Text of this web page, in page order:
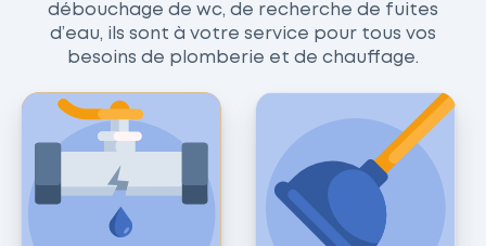
débouchage de wc, de recherche de fuites
d’eau, ils sont à votre service pour tous vos
besoins de plomberie et de chauffage.